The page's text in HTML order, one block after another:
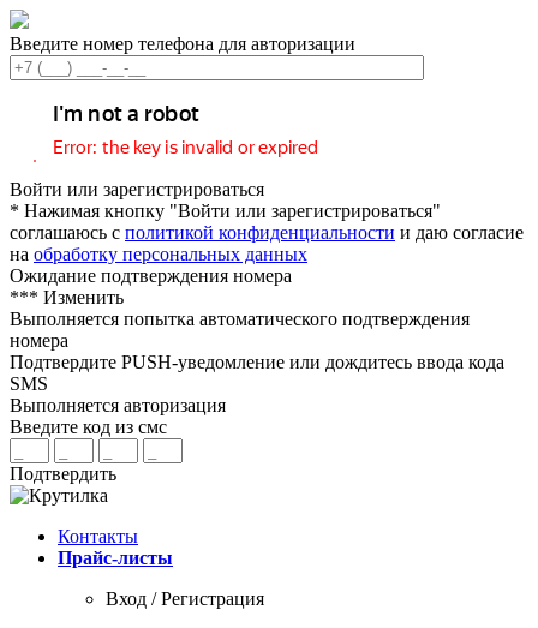
Введите номер телефона для авторизации
Войти или зарегистрироваться
* Нажимая кнопку "Войти или зарегистрироваться"
соглашаюсь с политикой конфиденциальности и даю согласие
на обработку персональных данных
Ожидание подтверждения номера
*** Изменить
Выполняется попытка автоматического подтверждения
номера
Подтвердите PUSH-уведомление или дождитесь ввода кода
SMS
Выполняется авторизация
Введите код из смс
Подтвердить
Контакты
Прайс-листы
Вход / Регистрация